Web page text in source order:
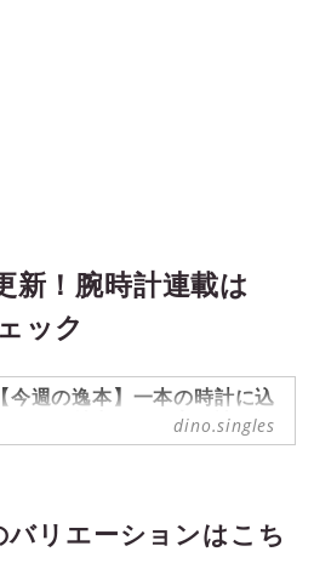
新！腕時計連載は
ック
【今週の逸本】一本の時計に込
められた魅力を、丁寧に読み解
連載
深掘り。デザインや構造、ディテ
ルの魅力に加え、スタッフのリア
dino.singles
リエーションはこち